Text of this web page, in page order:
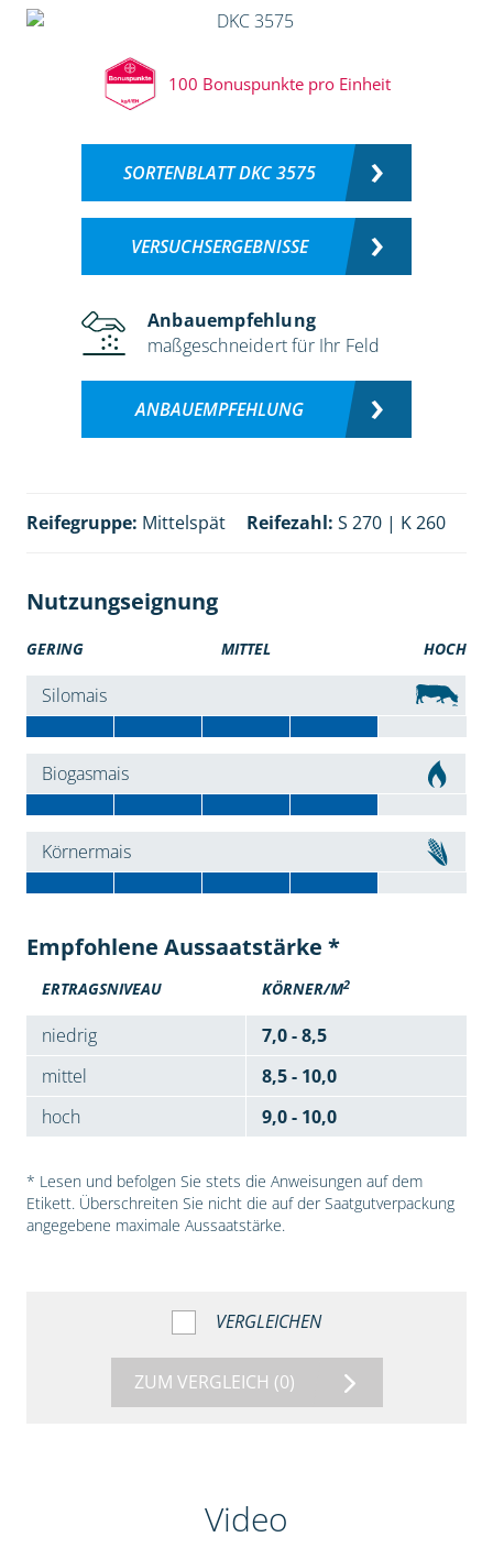
100 Bonuspunkte pro Einheit
SORTENBLATT DKC 3575
VERSUCHSERGEBNISSE
Anbauempfehlung
maßgeschneidert für Ihr Feld
ANBAUEMPFEHLUNG
Reifegruppe: Mittelspät Reifezahl: S 270 | K 260
Nutzungseignung
GERING MITTEL HOCH
Silomais
Biogasmais
Körnermais
Empfohlene Aussaatstärke *
ERTRAGSNIVEAU KÖRNER/M2
niedrig
7,0 - 8,5
mittel
8,5 - 10,0
hoch
9,0 - 10,0
* Lesen und befolgen Sie stets die Anweisungen auf dem
Etikett. Überschreiten Sie nicht die auf der Saatgutverpackung
angegebene maximale Aussaatstärke.
VERGLEICHEN
ZUM VERGLEICH (0)
Video